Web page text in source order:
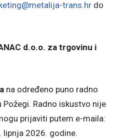
trans.hr do
d.o.o. za trgovinu i
na određeno puno radno
Radno iskustvo nije
prijaviti putem e-maila:
lipnja 2026. godine.